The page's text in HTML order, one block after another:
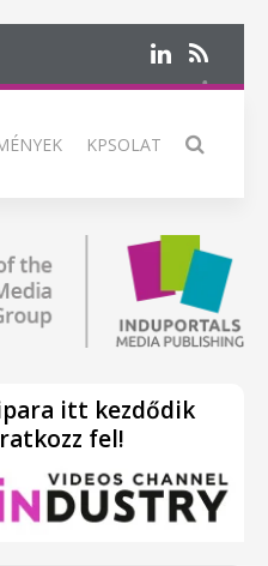
KPSOLAT
itt kezdődik
fel!